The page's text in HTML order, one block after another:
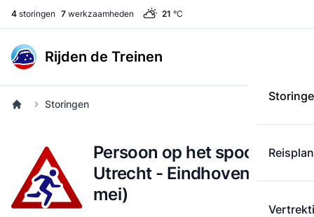
4 storingen 7 werkzaamheden 21 °C
Rijden de Treinen
Storingen
Persoon op het spoor:
Utrecht - Eindhoven (18
mei)